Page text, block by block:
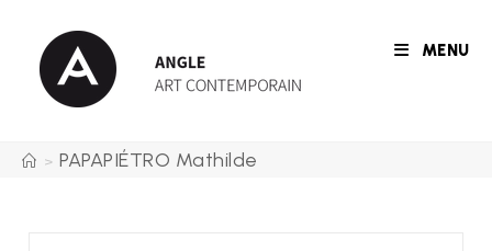
content
MENU
> PAPAPIÉTRO Mathilde